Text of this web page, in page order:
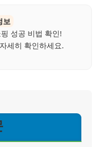
보
성공 비법 확인!
세히 확인하세요.